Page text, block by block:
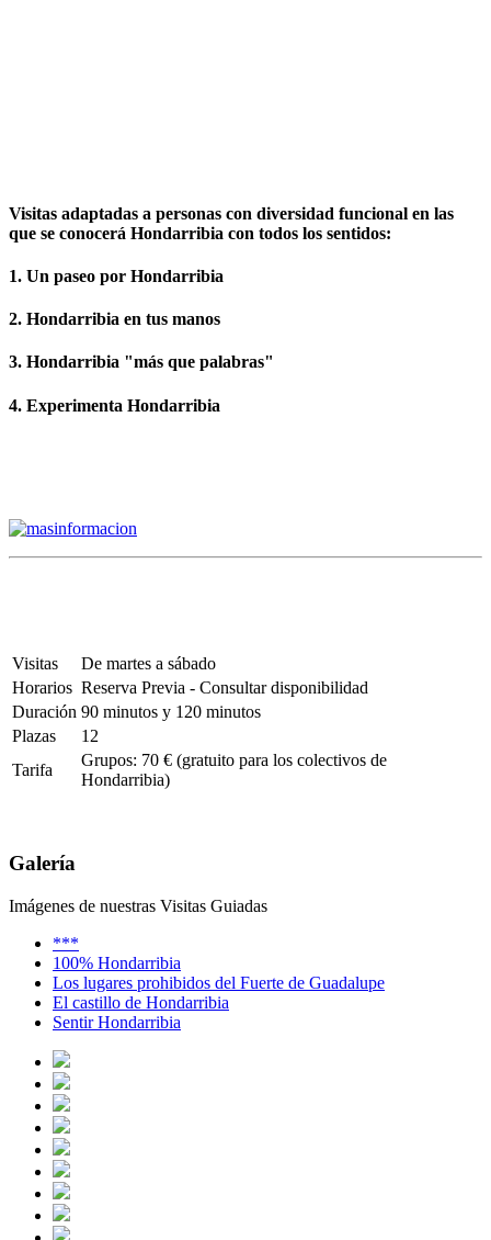
Visitas adaptadas a personas con diversidad funcional en las
que se conocerá Hondarribia con todos los sentidos:
1. Un paseo por Hondarribia
2. Hondarribia en tus manos
3. Hondarribia "más que palabras"
4. Experimenta Hondarribia
Visitas
De martes a sábado
Horarios Reserva Previa - Consultar disponibilidad
Duración 90 minutos y 120 minutos
Plazas
12
Tarifa
Grupos: 70 € (gratuito para los colectivos de
Hondarribia)
Galería
Imágenes de nuestras Visitas Guiadas
***
100% Hondarribia
Los lugares prohibidos del Fuerte de Guadalupe
El castillo de Hondarribia
Sentir Hondarribia